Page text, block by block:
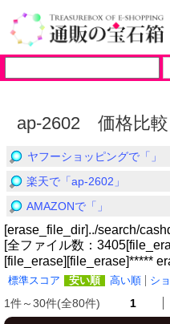
ap-2602 価格比較
ヤフーショッピングで「」
楽天で「ap-2602」
AMAZONで「」
[erase_file_dir]../search/
[全ファイル数：
[file_erase][file_erase]*****
標準スコア 安い順 高い順 シ
1件～30件(全80件) 1